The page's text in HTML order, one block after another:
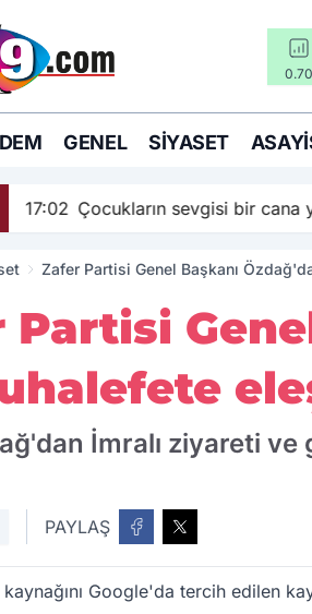
0.70
GENEL SIYASET
17:02 Çocukların sevgisi bir cana
Zafer Partisi Genel Başkanı
Partisi
İmralı ziyareti
PAYLAŞ
kaynağını Google'da tercih edilen